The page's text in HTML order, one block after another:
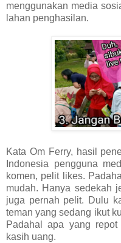
menggunakan media
lahan penghasilan.
Kata Om Ferry, hasil
Indonesia pengguna
komen, pelit likes.
mudah. Hanya sedekah
juga pernah pelit. Dulu
teman yang sedang ikut
Padahal apa yang
kasih uang.